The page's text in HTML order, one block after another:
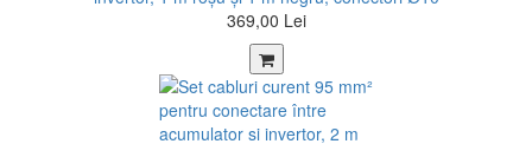
369,00 Lei